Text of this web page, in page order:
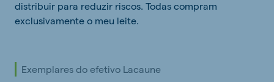
distribuir para reduzir riscos. Todas compram
exclusivamente o meu leite.
Exemplares do efetivo Lacaune